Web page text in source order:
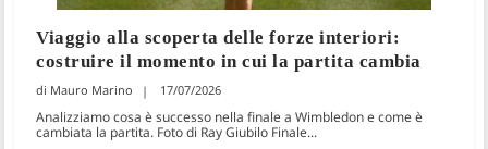
Viaggio alla scoperta delle forze interiori:
costruire il momento in cui la partita cambia
Mauro Marino 17/07/2026
Analizziamo cosa è successo nella finale a Wimbledon e come è
cambiata la partita. Foto di Ray Giubilo Finale...